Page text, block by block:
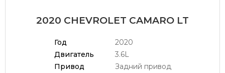
2020 CHEVROLET CAMARO LT
Год
2020
Двигатель
3.6L
Привод
Задний привод